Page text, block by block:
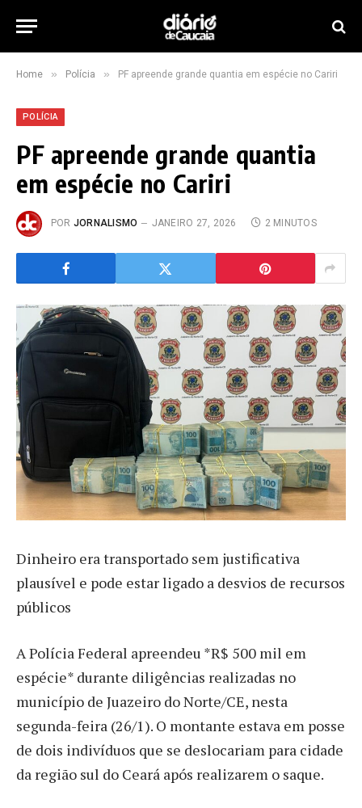
Home » Polícia » PF apreende grande quantia em espécie no Cariri
POLÍCIA
PF apreende grande quantia
em espécie no Cariri
POR JORNALISMO JANEIRO 27, 2026 2 MINUTOS
Dinheiro era transportado sem justificativa
plausível e pode estar ligado a desvios de recursos
públicos
A Polícia Federal apreendeu *R$ 500 mil em
espécie* durante diligências realizadas no
município de Juazeiro do Norte/CE, nesta
segunda-feira (26/1). O montante estava em posse
de dois indivíduos que se deslocariam para cidade
da região sul do Ceará após realizarem o saque.